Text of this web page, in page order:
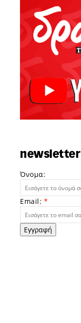
newsletter
Όνομα:
Email: *
Εγγραφή